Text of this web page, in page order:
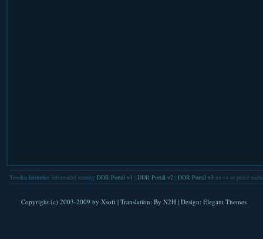
Trocha historie: Informační stránky DDR Portál v1 DDR Portál v2| DDR Portál v3na v4 se právě
Copyright (c) 2003-2009 by Xsoft| Translation: By N2H| Design: Elegant Themes